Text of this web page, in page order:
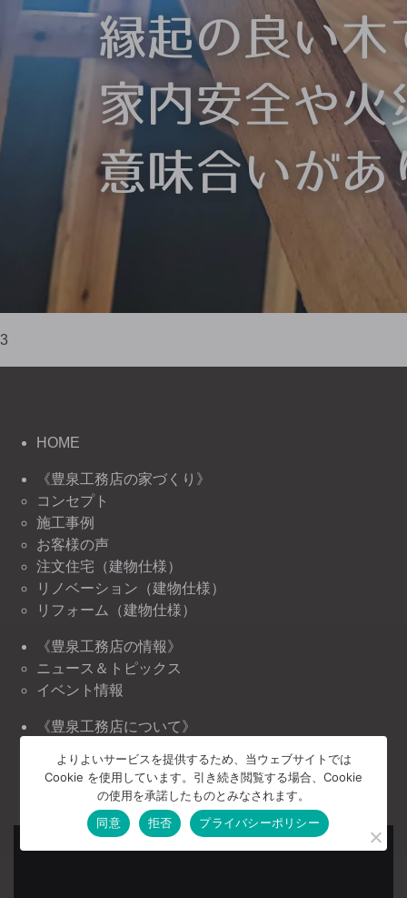
3
HOME
《豊泉工務店の家づくり》
コンセプト
施工事例
お客様の声
注文住宅（建物仕様）
リノベーション（建物仕様）
リフォーム（建物仕様）
《豊泉工務店の情報》
ニュース＆トピックス
イベント情報
《豊泉工務店について》
お問い合わせ
プライバシーポリシー
よりよいサービスを提供するため、当ウェブサイトでは
Cookie を使用しています。引き続き閲覧する場合、Cookie
の使用を承諾したものとみなされます。
同意
拒否 プライバシーポリシー